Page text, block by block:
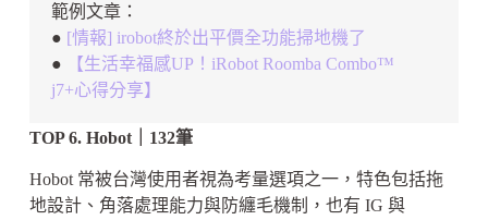
範例文章：
● [情報] irobot終於出平價全功能掃地機了
●
【生活幸福感UP！iRobot Roomba Combo™
j7+心得分享】
TOP 6. Hobot｜132筆
Hobot 常被台灣使用者視為考量選項之一，特色包括拖
地設計、角落處理能力與防纏毛機制，也有 IG 與